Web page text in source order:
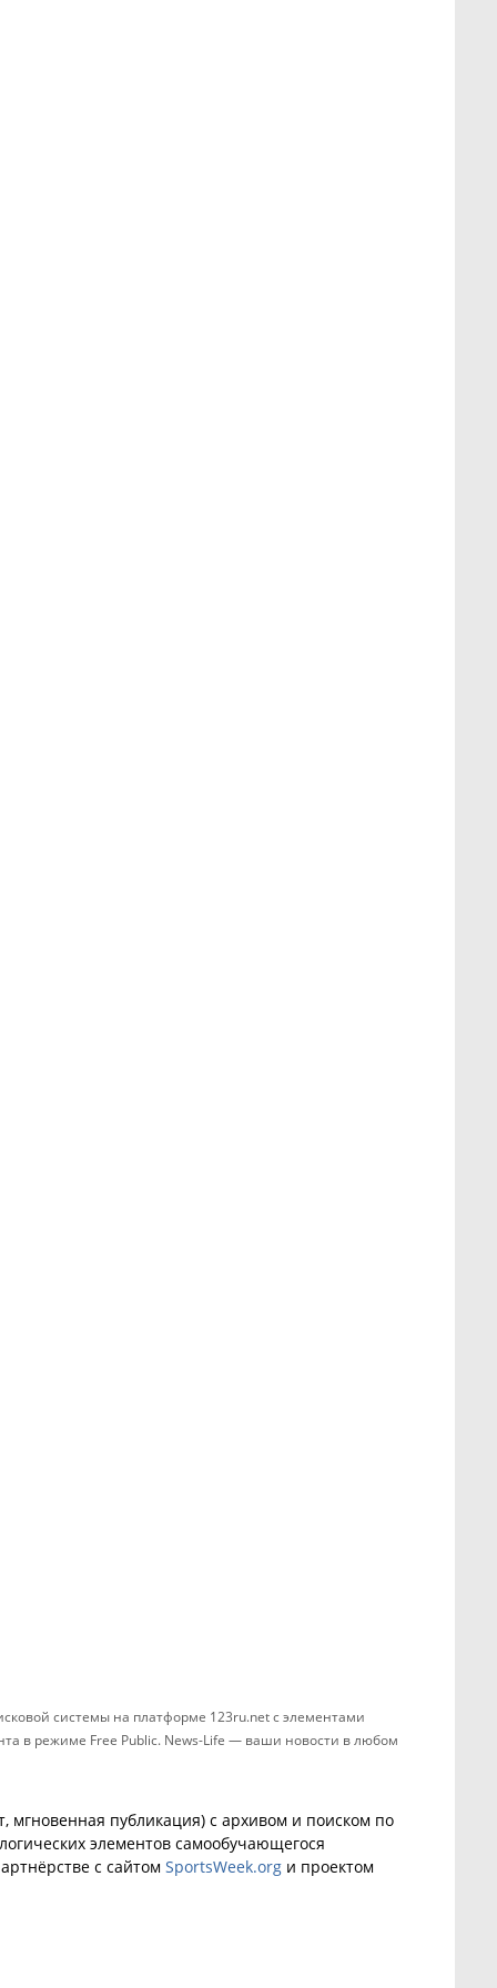
системы на платформе 123ru.net с элементами
в режиме Free Public. News-Life — ваши новости в любом
публикация) с архивом и поиском по
элементов самообучающегося
с сайтом SportsWeek.org и проектом